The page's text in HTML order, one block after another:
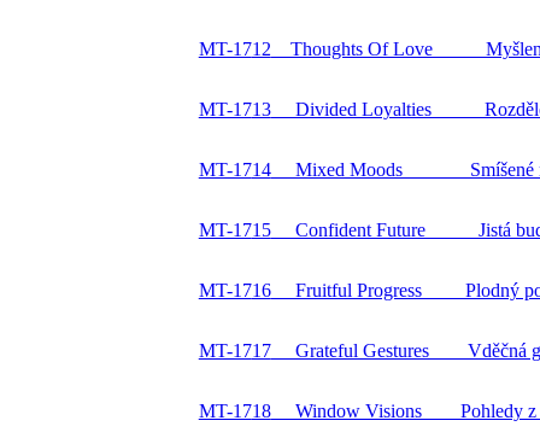
MT-1712 Thoughts Of Love
MT-1713Divided Loyalties
MT-1714Mixed Moods Smíšené
MT-1715Confident Future Jistá
MT-1716Fruitful Progress Plodný
MT-1717Grateful Gestures Vděčná
MT-1718Window Visions Pohledy z